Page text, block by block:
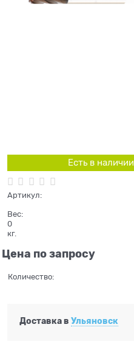
Есть в наличии
Артикул:
Вес:
0
кг.
Цена по запросу
Количество:
Доставка в Ульяновск